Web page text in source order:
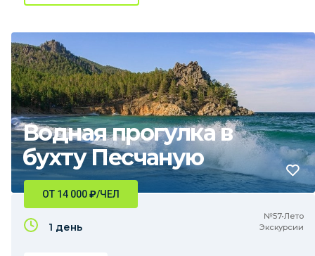
Водная прогулка в
бухту Песчаную
№57•Лето
Экскурсии
ОТ 14 000₽/ЧЕЛ
1 день